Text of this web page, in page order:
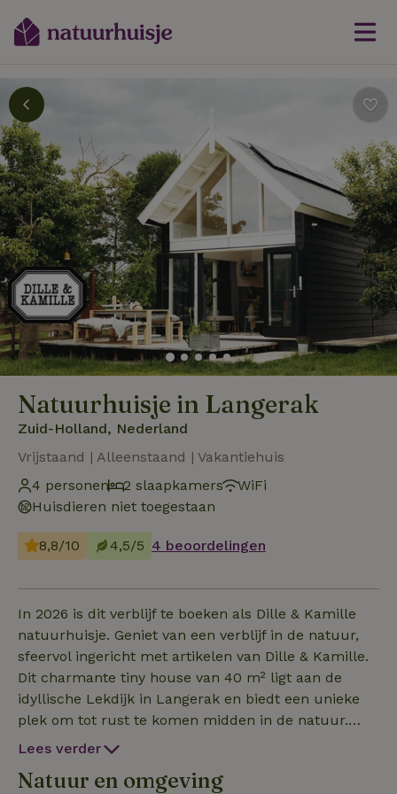
Natuurhuisje in Langerak
Zuid-Holland, Nederland
Vrijstaand | Alleenstaand | Vakantiehuis
4 personen
2 slaapkamers
WiFi
Huisdieren niet toegestaan
8,8/10 4,5/5 4 beoordelingen
In 2026 is dit verblijf te boeken als Dille & Kamille
natuurhuisje. Geniet van een verblijf in de natuur,
sfeervol ingericht met artikelen van Dille & Kamille.
Dit charmante tiny house van 40 m² ligt aan de
idyllische Lekdijk in Langerak en biedt een unieke
plek om tot rust te komen midden in de natuur.
Vanuit het huisje heb je een prachtig uitzicht over
koeien. Het huisje staat in de boomgaard van boer
Lees verder
Natuur en omgeving